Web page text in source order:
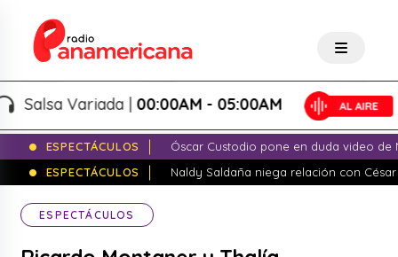
Variada |00:00AM - 05:00AM
ESPECTÁCULOS
Óscar Custodio pone en duda video de
ESPECTÁCULOS
Naldy Saldaña niega relación con
ESPECTÁCULOS